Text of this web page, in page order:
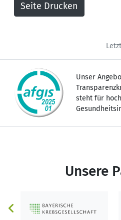
Unser
steht für
Unsere